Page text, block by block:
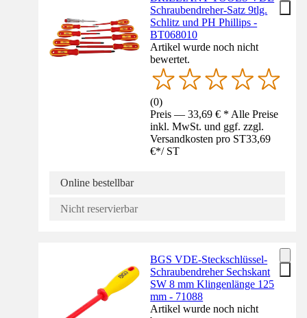
Schraubendreher-Satz 9tlg.
Schlitz und PH Phillips -
BT068010
Artikel wurde noch nicht
bewertet.
(0)
Preis — 33,69 € * Alle Preise
inkl. MwSt. und ggf. zzgl.
Versandkosten pro ST33,69
€*/ ST
Online bestellbar
Nicht reservierbar
BGS VDE-Steckschlüssel-
Schraubendreher Sechskant
SW 8 mm Klingenlänge 125
mm - 71088
Artikel wurde noch nicht